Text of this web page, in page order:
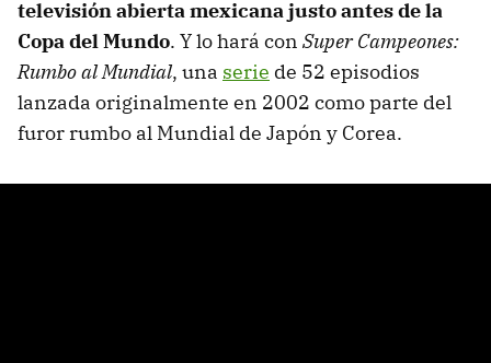
televisión abierta mexicana justo antes de la
Copa del Mundo. Y lo hará con Super Campeones:
Rumbo al Mundial, una serie de 52 episodios
lanzada originalmente en 2002 como parte del
furor rumbo al Mundial de Japón y Corea.